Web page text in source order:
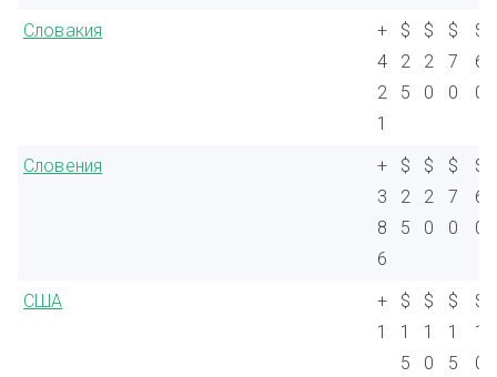
Словакия
+
4
2
1
$
2
5
$
2
0
$
7
0
$
6
0
Словения
+
3
8
6
$
2
5
$
2
0
$
7
0
$
6
0
США
+
1
$
1
5
$
1
0
$
1
5
$
1
0